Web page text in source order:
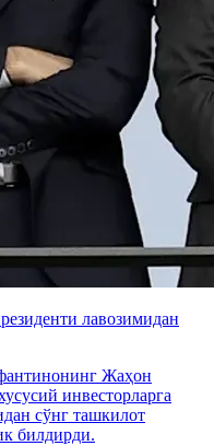
лавозимидан
Жаҳон
инвесторларга
сўнг ташкилот
билдирди.